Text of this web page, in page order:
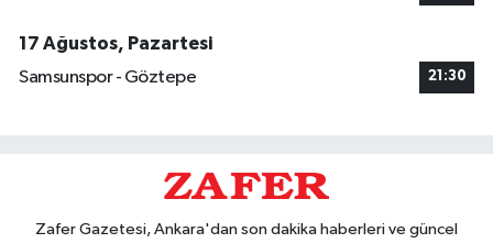
17 Ağustos, Pazartesi
Samsunspor - Göztepe
21:30
Zafer Gazetesi, Ankara'dan son dakika haberleri ve güncel